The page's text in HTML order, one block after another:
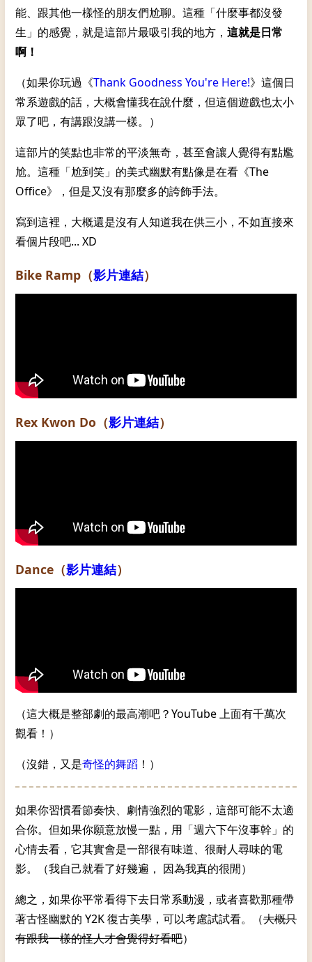
能、跟其他一樣怪的朋友們尬聊。這種「什麼事都沒發
生」的感覺，就是這部片最吸引我的地方， 這就是日常
啊！
（如果你玩過《Thank Goodness You're Here!》這個日
常系遊戲的話，大概會懂我在說什麼，但這個遊戲也太小
眾了吧，有講跟沒講一樣。）
這部片的笑點也非常的平淡無奇，甚至會讓人覺得有點尷
尬。這種「尬到笑」的美式幽默有點像是在看《The
Office》，但是又沒有那麼多的誇飾手法。
寫到這裡，大概還是沒有人知道我在供三小，不如直接來
看個片段吧... XD
Bike Ramp（影片連結）
Rex Kwon Do（影片連結）
Dance（影片連結）
（這大概是整部劇的最高潮吧？YouTube 上面有千萬次
觀看！）
（沒錯，又是奇怪的舞蹈 ！）
如果你習慣看節奏快、劇情強烈的電影，這部可能不太適
合你。但如果你願意放慢一點，用「週六下午沒事幹」的
心情去看，它其實會是一部很有味道、很耐人尋味的電
影。（我自己就看了好幾遍， 因為我真的很閒）
總之，如果你平常看得下去日常系動漫，或者喜歡那種帶
著古怪幽默的 Y2K 復古美學，可以考慮試試看。（大概只
有跟我一樣的怪人才會覺得好看吧）